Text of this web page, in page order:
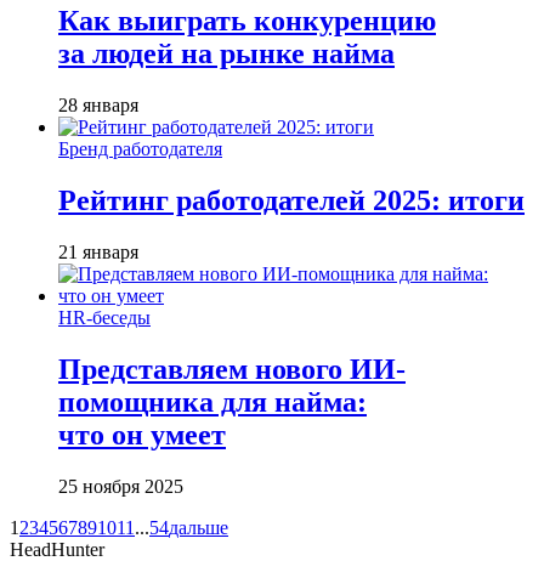
Как выиграть конкуренцию
за людей на рынке найма
28 января
Бренд работодателя
Рейтинг работодателей 2025: итоги
21 января
HR-беседы
Представляем нового ИИ-
помощника для найма:
что он умеет
25 ноября 2025
1 234567891011 ...54дальше
HeadHunter